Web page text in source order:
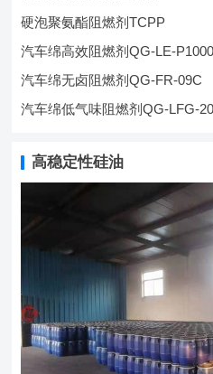
硬泡聚氨酯阻燃剂TCPP
汽车绵高效阻燃剂QG-LE-P1000
汽车绵无卤阻燃剂QG-FR-09C
汽车绵低气味阻燃剂QG-LFG-
高稳定性硅油